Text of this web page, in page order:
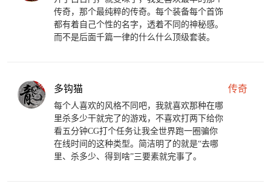
传奇，那个最纯粹的传奇。每个装备每个首饰
都有着自己个性的名字，透着不同的神秘感。
而不是后面千篇一律的什么什么顶级套装。
多钩猫 传奇
每个人喜欢的风格不同吧，我就喜欢那种在哪
里杀多少干就完了的游戏，不喜欢打两下给你
看五分钟CG打个任务让我全世界跑一圈骗你
在线时间的这种类型。简洁明了的就是“去哪
里、杀多少、得到啥”三要素就完事了。